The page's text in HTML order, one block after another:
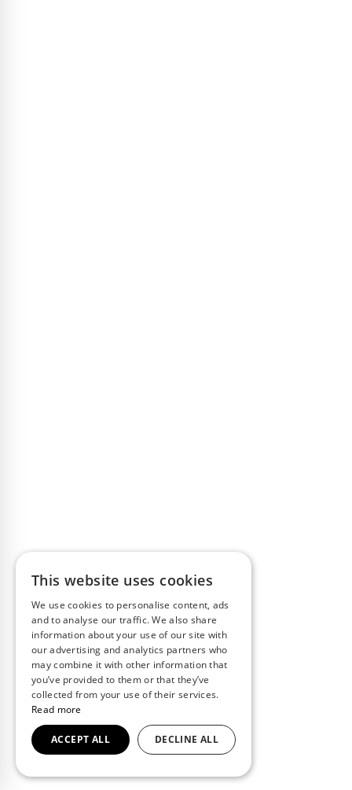
This website uses cookies
We use cookies to personalise content, ads
and to analyse our traffic. We also share
information about your use of our site with
our advertising and analytics partners who
may combine it with other information that
you’ve provided to them or that they’ve
collected from your use of their services.
Read more
ACCEPT ALL DECLINE ALL